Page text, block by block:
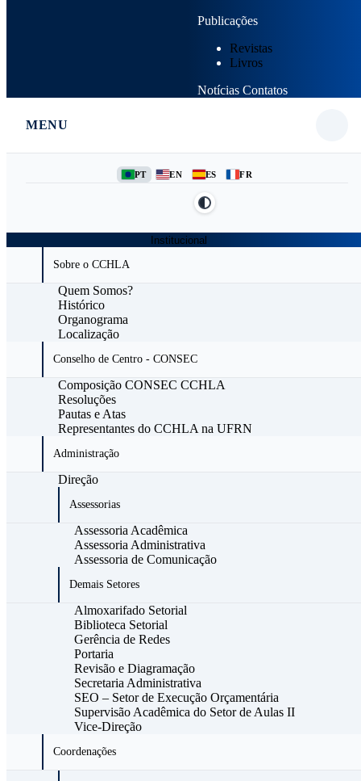
Publicações
Revistas
Livros
Notícias Contatos
MENU
PT EN ES FR
Institucional
Sobre o CCHLA
Quem Somos?
Histórico
Organograma
Localização
Conselho de Centro - CONSEC
Composição CONSEC CCHLA
Resoluções
Pautas e Atas
Representantes do CCHLA na UFRN
Administração
Direção
Assessorias
Assessoria Acadêmica
Assessoria Administrativa
Assessoria de Comunicação
Demais Setores
Almoxarifado Setorial
Biblioteca Setorial
Gerência de Redes
Portaria
Revisão e Diagramação
Secretaria Administrativa
SEO – Setor de Execução Orçamentária
Supervisão Acadêmica do Setor de Aulas II
Vice-Direção
Coordenações